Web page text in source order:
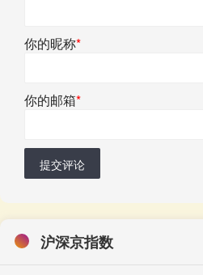
你的昵称*
你的邮箱*
提交评论
沪深京指数